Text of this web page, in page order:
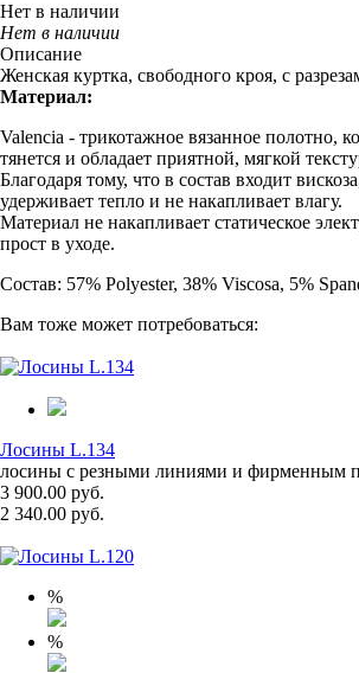
Нет в наличии
Нет в наличии
Описание
Женская куртка, свободного кроя, с
Материал:
Valencia - трикотажное вязанное полотно,
тянется и обладает приятной, мягкой
Благодаря тому, что в состав входит
удерживает тепло и не накапливает влагу.
Материал не накапливает статическое
прост в уходе.
Состав: 57% Polyester, 38% Viscosa, 5%
Вам тоже может потребоваться:
Лосины L.134
лосины с резными линиями и фирменным
3 900.00 руб.
2 340.00 руб.
%
%